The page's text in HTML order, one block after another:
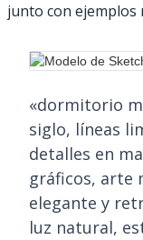
junto con ejemplos
«dormitorio
siglo, líneas
detalles en
gráficos, arte
elegante y
luz natural,